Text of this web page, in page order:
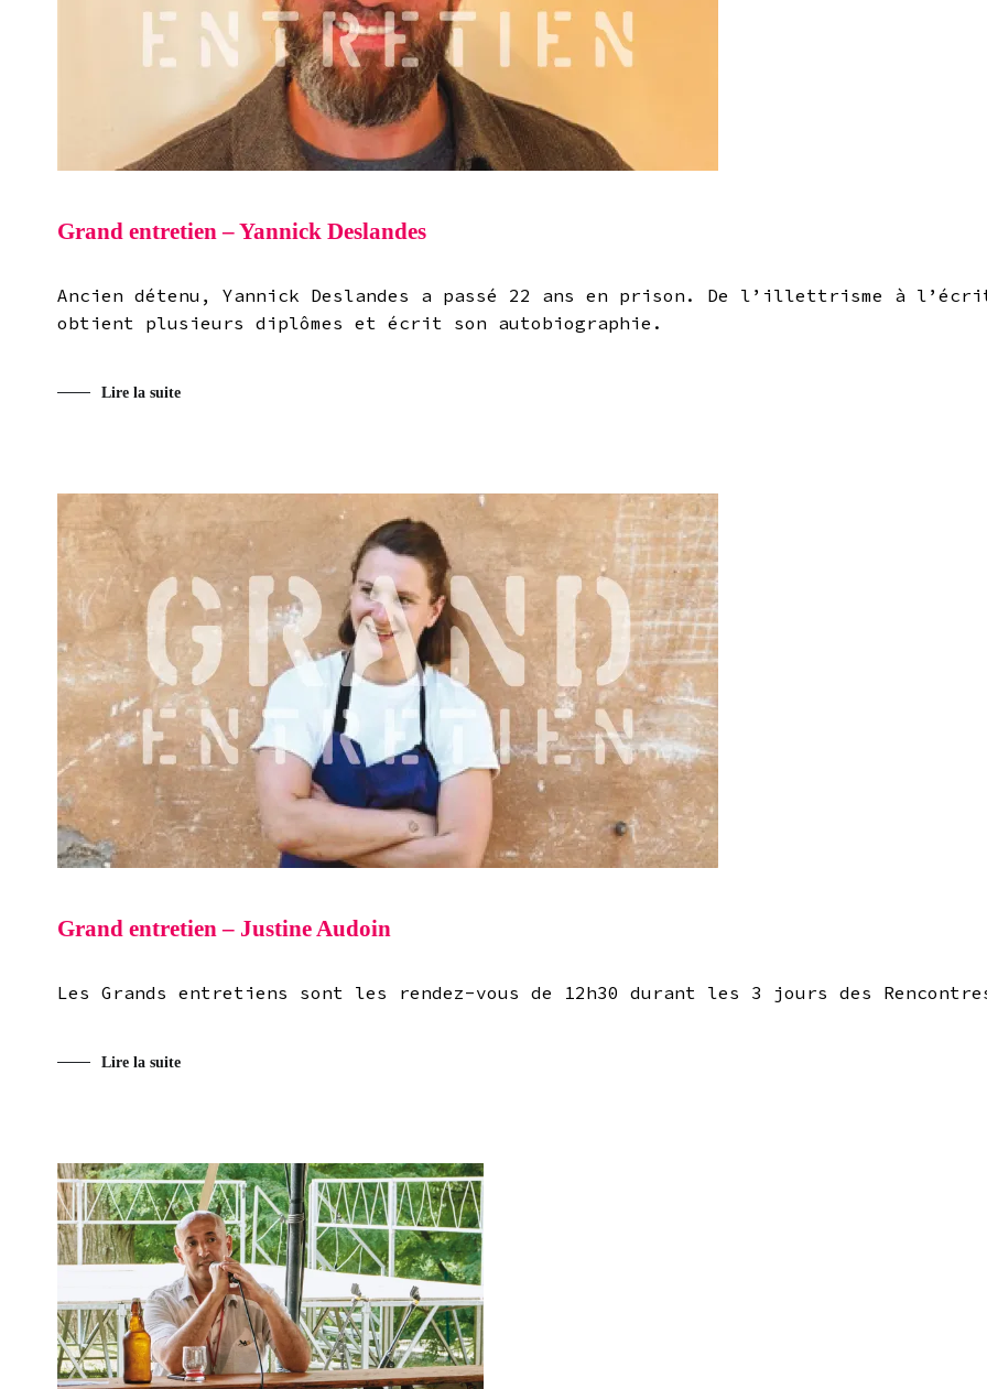
Grand entretien – Yannick Deslandes
Ancien détenu, Yannick Deslandes a passé 22 ans en prison. De l’illettrisme à
obtient plusieurs diplômes et écrit son autobiographie.
Lire la suite
Grand entretien – Justine Audoin
Les Grands entretiens sont les rendez-vous de 12h30 durant les 3 jours des
Lire la suite